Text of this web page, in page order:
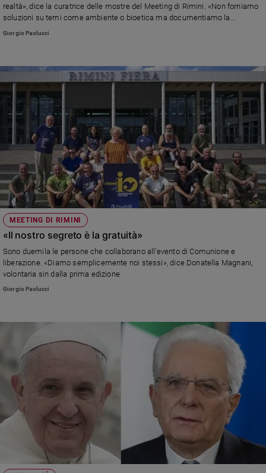
realtà», dice la curatrice delle mostre del Meeting di Rimini. «Non forniamo
soluzioni su temi come ambiente o bioetica ma documentiamo la
passione per l’umano»
Giorgio Paolucci
MEETING DI RIMINI
«Il nostro segreto è la gratuità»
Sono duemila le persone che collaborano all’evento di Comunione e
liberazione. «Diamo semplicemente noi stessi», dice Donatella Magnani,
volontaria sin dalla prima edizione
Giorgio Paolucci